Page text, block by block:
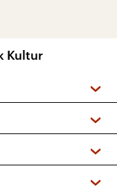
Kultur